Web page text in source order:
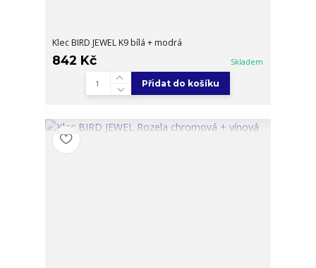
Klec BIRD JEWEL K9 bílá + modrá
842 Kč Skladem
Přidat do košíku